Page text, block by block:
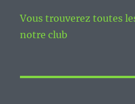
Vous trouverez toutes
notre club